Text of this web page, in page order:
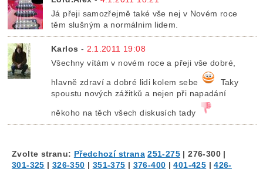
Já přeji samozřejmě také vše nej v Novém roce
těm slušným a normálnim lidem.
Karlos - 2.1.2011 19:08
Všechny vítám v novém roce a přeji vše dobré,
hlavně zdraví a dobré lidi kolem sebe
Taky
spoustu nových zážitků a nejen při napadání
někoho na těch všech diskusích tady
Zvolte stranu: Předchozí strana 251-275 |276-300|
301-325 | 326-350 | 351-375 | 376-400 |401-425 |426-